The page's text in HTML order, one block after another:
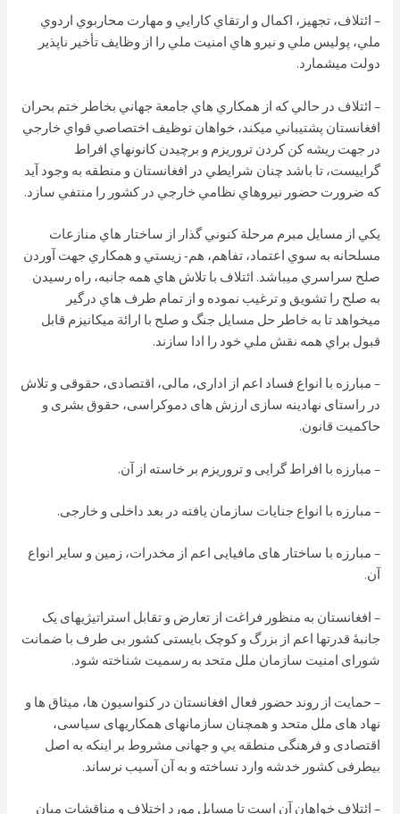
– ائتلاف، تجهيز، اكمال و ارتقاي كارايي و مهارت محاربوي اردوي
ملي، پوليس ملي و نيرو هاي امنيت ملي را از وظايف تأخير ناپذير
دولت ميشمارد.
– ائتلاف در حالي كه از همكاري هاي جامعة جهاني بخاطر ختم بحران
افغانستان پشتيباني ميكند، خواهان توظيف اختصاصي قواي خارجي
در جهت ريشه كن كردن تروريزم و برچيدن كانونهاي افراط
گراييست، تا باشد چنان شرايطي در افغانستان و منطقه به وجود آيد
كه ضرورت حضور نيروهاي نظامي خارجي در كشور را منتفي سازد.
يكي از مسايل مبرم مرحلة كنوني گذار از ساختار هاي منازعات
مسلحانه به سوي اعتماد، تفاهم، هم- زيستي و همكاري جهت آوردن
صلح سراسري ميباشد. ائتلاف با تلاش هاي همه جانبه، راه رسيدن
به صلح را تشويق و ترغيب نموده و از تمام طرف هاي درگير
ميخواهد تا به خاطر حل مسايل جنگ و صلح با ارائة ميكانيزم قابل
قبول براي همه نقش ملي خود را ادا سازند.
– مبارزه با انواع فساد اعم از اداری، مالی، اقتصادی، حقوقی و تلاش
در راستای نهادینه سازی ارزش های دموکراسی، حقوق بشری و
حاكميت قانون.
– مبارزه با افراط گرایی و تروریزم بر خاسته از آن.
– مبارزه با انواع جنایات سازمان یافته در بعد داخلی و خارجی.
– مبارزه با ساختار های مافیایی اعم از مخدرات، زمین و سایر انواع
آن.
– افغانستان به منظور فراغت از تعارض و تقابل استراتیژیهای یک
جانبۀ قدرتها اعم از بزرگ و کوچک بایستی کشور بی طرف با ضمانت
شورای امنیت سازمان ملل متحد به رسمیت شناخته شود.
– حمایت از روند حضور فعال افغانستان در کنواسیون ها، میثاق ها و
نهاد های ملل متحد و همچنان سازمانهای همکاریهای سیاسی،
اقتصادی و فرهنگی منطقه يي و جهانی مشروط بر اینکه به اصل
بیطرفی كشور خدشه وارد نساخته و به آن آسیب نرساند.
– ائتلاف خواهان آن است تا مسايل مورد اختلاف و مناقشات ميان